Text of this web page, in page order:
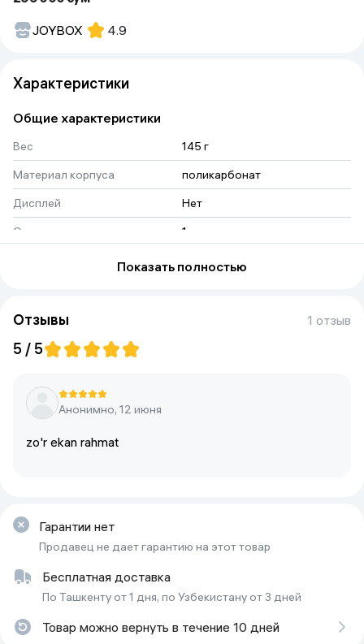
JOYBOX
4.9
Характеристики
Общие характеристики
Вес
145 г
Материал корпуса
поликарбонат
Дисплей
Нет
Одновременно заряжаемых
устройств
1
Макс. выходная мощность, Вт 20W
Цвет
Показать полностью
Отзывы 1 отзыв
5 / 5
Анонимно, 12 июня
zo'r ekan rahmat
Гарантии нет
Продавец не дает гарантию на этот товар
Бесплатная доставка
По Ташкенту от 1 дня, по Узбекистану от 3 дней
Товар можно вернуть в течение 10 дней